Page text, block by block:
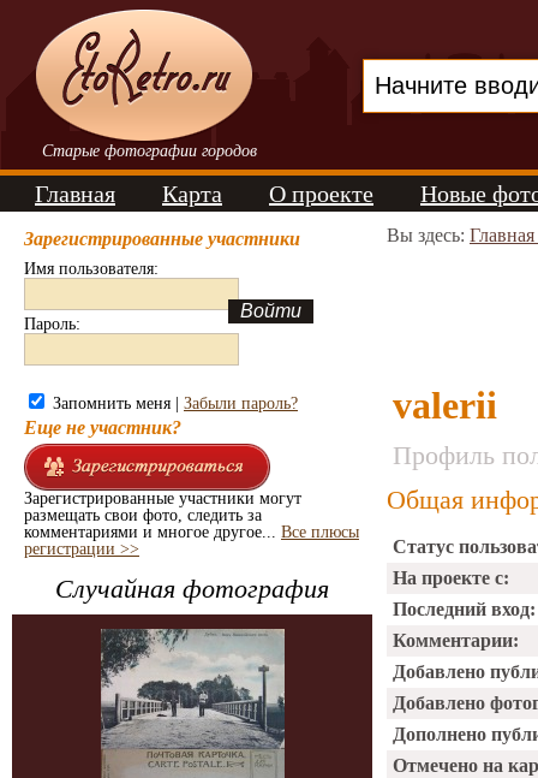
Старые фотографии городов
Главная Карта О проекте Новые
Зарегистрированные участники
Имя пользователя:
Пароль:
Запомнить меня | Забыли пароль?
Еще не участник?
Зарегистрированные участники могут
размещать свои фото, следить за
комментариями и многое другое... Все плюсы
регистрации >>
Случайная фотография
Вы здесь:
valerii
Профиль
Общая
Статус
На проекте с:
Последний вход:
Комментарии:
Добавлено
Добавлено
Дополнено
Отмечено на